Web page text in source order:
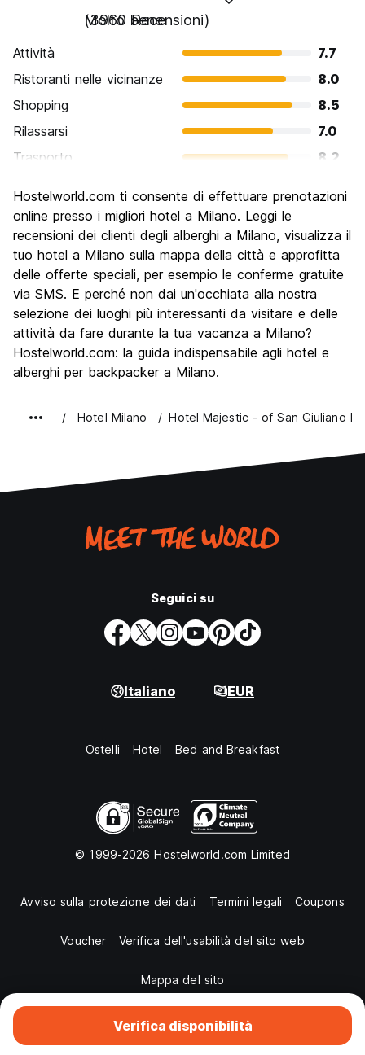
Verifica disponibilità
Molto bene
(3960 Recensioni)
Attività
7.7
Ristoranti nelle vicinanze
8.0
Shopping
8.5
Rilassarsi
7.0
Trasporto
8.2
Luoghi di interesse culturale
Festa / Vita notturna
7.5
Qualita' Prezzo
6.6
Hostelworld.com ti consente di effettuare prenotazioni
online presso i migliori hotel a Milano. Leggi le
recensioni dei clienti degli alberghi a Milano, visualizza il
tuo hotel a Milano sulla mappa della città e approfitta
delle offerte speciali, per esempio le conferme gratuite
via SMS. E perché non dai un'occhiata alla nostra
selezione dei luoghi più interessanti da visitare e delle
attività da fare durante la tua vacanza a Milano?
Hostelworld.com: la guida indispensabile agli hotel e
alberghi per backpacker a Milano.
Hotel Milano Hotel Majestic - of San Giuliano
Seguici su
Italiano EUR
Ostelli Hotel Bed and Breakfast
© 1999-2026 Hostelworld.com Limited
Avviso sulla protezione dei dati Termini legali Coupons
Voucher Verifica dell'usabilità del sito web
Mappa del sito